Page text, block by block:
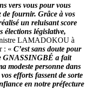
vers vous pour vous
de fournir. Grâce à vos
un reluisant score
élections législative,
LAMADOKOU à
: « C’est sans doute pour
GNASSINGBÉ a fait
modeste personne dans
efforts fassent de sorte
en notre préfecture